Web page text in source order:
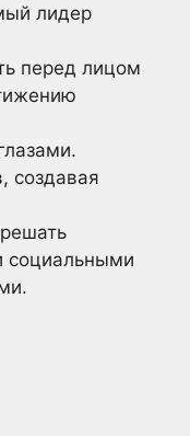
лидер
перед лицом
создавая
социальными